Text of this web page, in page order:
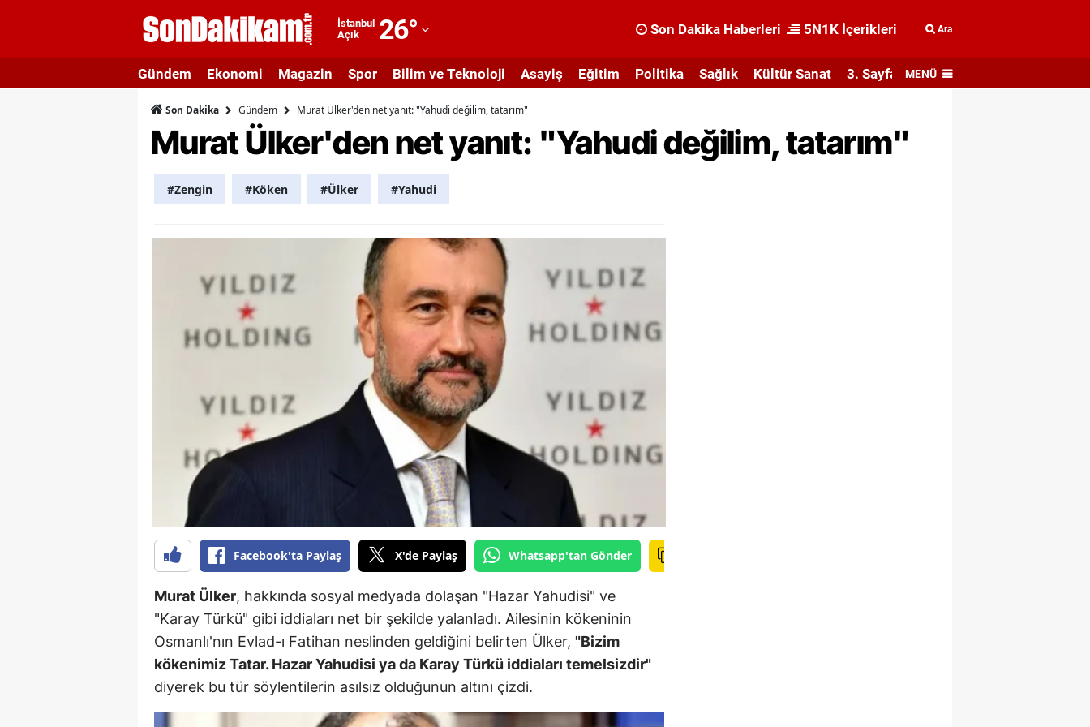
İstanbul
Açık
26°
Adıyaman
Afyonkarahisar
Ağrı
Antalya
Artvin
Aydın
Balıkesir
Bilecik
Bingöl
Bursa
Çankırı
Çorum
Denizli
Diyarbakır
Son Dakika Haberleri 5N1K İçerikleri Ara
Gündem Ekonomi Magazin Spor Bilim ve Teknoloji Asayiş Eğitim Politika Sağlık Kültür Sanat 3. Sayfa MENÜ
Son Dakika Gündem Murat Ülker'den net yanıt: "Yahudi değilim, tatarım"
Murat Ülker'den net yanıt: "Yahudi değilim, tatarım"
#Zengin #Köken #Ülker #Yahudi
Facebook'ta Paylaş X'de Paylaş Whatsapp'tan Gönder
Murat Ülker, hakkında sosyal medyada dolaşan "Hazar Yahudisi" ve
"Karay Türkü" gibi iddiaları net bir şekilde yalanladı. Ailesinin kökeninin
Osmanlı'nın Evlad-ı Fatihan neslinden geldiğini belirten Ülker, "Bizim
kökenimiz Tatar. Hazar Yahudisi ya da Karay Türkü iddiaları temelsizdir"
diyerek bu tür söylentilerin asılsız olduğunun altını çizdi.